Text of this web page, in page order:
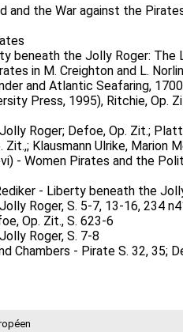
and the War against the
beneath the Jolly Roger: The
in M. Creighton and L.
and Atlantic Seafaring,
Press, 1995), Ritchie, Op.
Roger; Defoe, Op. Zit.;
Klausmann Ulrike, Marion
- Women Pirates and the
- Liberty beneath the
Roger, S. 5-7, 13-16, 234
Op. Zit., S. 623-6
Roger, S. 7-8
Chambers - Pirate S. 32, 35;